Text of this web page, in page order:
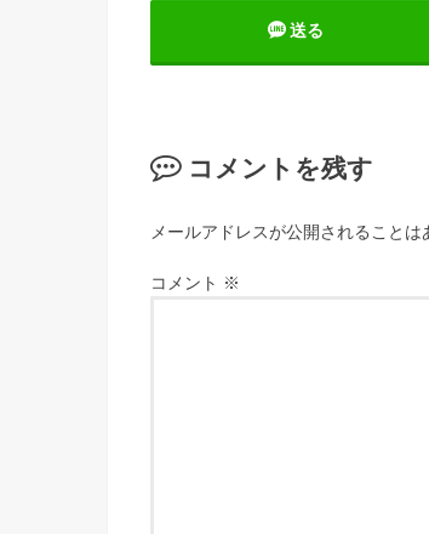
送る
コメントを残す
メールアドレスが公開されることは
コメント ※